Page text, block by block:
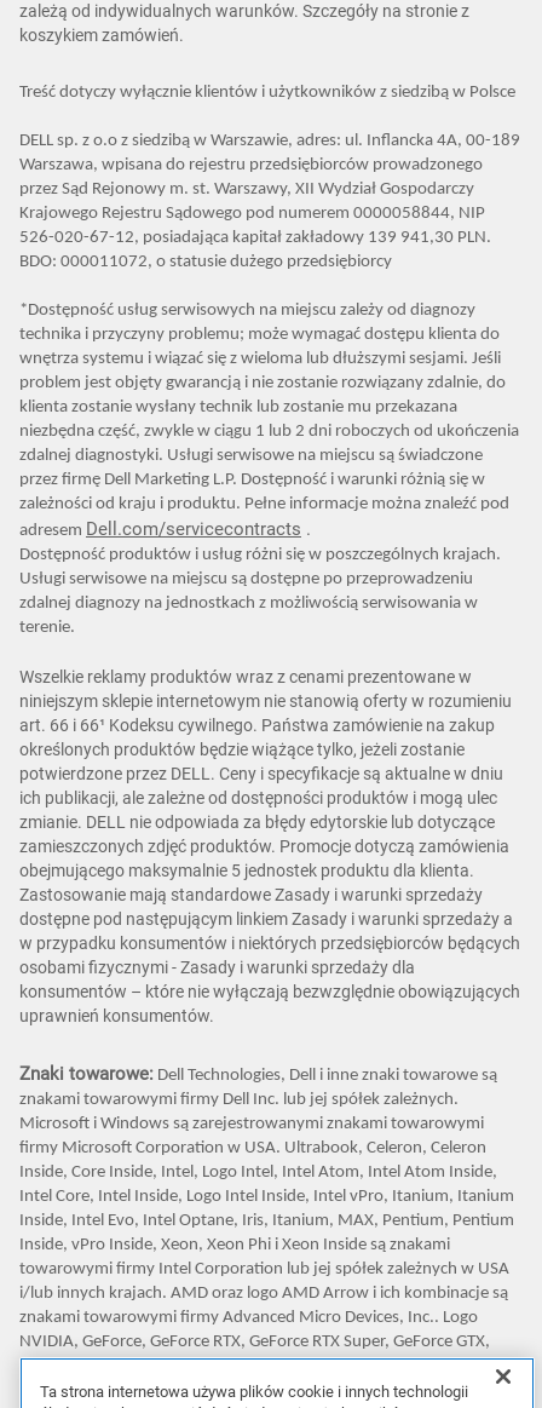
zależą od indywidualnych warunków. Szczegóły na stronie z
koszykiem zamówień.
Treść dotyczy wyłącznie klientów i użytkowników z siedzibą w Polsce
DELL sp. z o.o z siedzibą w Warszawie, adres: ul. Inflancka 4A, 00-189
Warszawa, wpisana do rejestru przedsiębiorców prowadzonego
przez Sąd Rejonowy m. st. Warszawy, XII Wydział Gospodarczy
Krajowego Rejestru Sądowego pod numerem 0000058844, NIP
526-020-67-12, posiadająca kapitał zakładowy 139 941,30 PLN.
BDO: 000011072, o statusie dużego przedsiębiorcy
*Dostępność usług serwisowych na miejscu zależy od diagnozy
technika i przyczyny problemu; może wymagać dostępu klienta do
wnętrza systemu i wiązać się z wieloma lub dłuższymi sesjami. Jeśli
problem jest objęty gwarancją i nie zostanie rozwiązany zdalnie, do
klienta zostanie wysłany technik lub zostanie mu przekazana
niezbędna część, zwykle w ciągu 1 lub 2 dni roboczych od ukończenia
zdalnej diagnostyki. Usługi serwisowe na miejscu są świadczone
przez firmę Dell Marketing L.P. Dostępność i warunki różnią się w
zależności od kraju i produktu. Pełne informacje można znaleźć pod
adresem Dell.com/servicecontracts .
Dostępność produktów i usług różni się w poszczególnych krajach.
Usługi serwisowe na miejscu są dostępne po przeprowadzeniu
zdalnej diagnozy na jednostkach z możliwością serwisowania w
terenie.
Wszelkie reklamy produktów wraz z cenami prezentowane w
niniejszym sklepie internetowym nie stanowią oferty w rozumieniu
art. 66 i 66¹ Kodeksu cywilnego. Państwa zamówienie na zakup
określonych produktów będzie wiążące tylko, jeżeli zostanie
potwierdzone przez DELL. Ceny i specyfikacje są aktualne w dniu
ich publikacji, ale zależne od dostępności produktów i mogą ulec
zmianie. DELL nie odpowiada za błędy edytorskie lub dotyczące
zamieszczonych zdjęć produktów. Promocje dotyczą zamówienia
obejmującego maksymalnie 5 jednostek produktu dla klienta.
Zastosowanie mają standardowe Zasady i warunki sprzedaży
dostępne pod następującym linkiem Zasady i warunki sprzedaży a
w przypadku konsumentów i niektórych przedsiębiorców będących
osobami fizycznymi - Zasady i warunki sprzedaży dla
konsumentów – które nie wyłączają bezwzględnie obowiązujących
uprawnień konsumentów.
Znaki towarowe: Dell Technologies, Dell i inne znaki towarowe są
znakami towarowymi firmy Dell Inc. lub jej spółek zależnych.
Microsoft i Windows są zarejestrowanymi znakami towarowymi
firmy Microsoft Corporation w USA. Ultrabook, Celeron, Celeron
Inside, Core Inside, Intel, Logo Intel, Intel Atom, Intel Atom Inside,
Intel Core, Intel Inside, Logo Intel Inside, Intel vPro, Itanium, Itanium
Inside, Intel Evo, Intel Optane, Iris, Itanium, MAX, Pentium, Pentium
Inside, vPro Inside, Xeon, Xeon Phi i Xeon Inside są znakami
towarowymi firmy Intel Corporation lub jej spółek zależnych w USA
i/lub innych krajach. AMD oraz logo AMD Arrow i ich kombinacje są
znakami towarowymi firmy Advanced Micro Devices, Inc.. Logo
NVIDIA, GeForce, GeForce RTX, GeForce RTX Super, GeForce GTX,
GeForce GTX Super, GRID, SHIELD, Battery Boost, Reflex, DLSS, CUDA,
FXAA, GameStream, G-SYNC, G-SYNC Ultimate, NVLINK,
Ta strona internetowa używa plików cookie i innych technologii